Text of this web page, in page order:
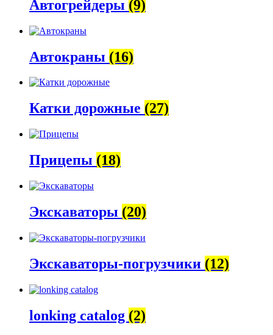
Автогрейдеры (9)
Автокраны (16)
Катки дорожные (27)
Прицепы (18)
Экскаваторы (20)
Экскаваторы-погрузчики (12)
lonking catalog (2)